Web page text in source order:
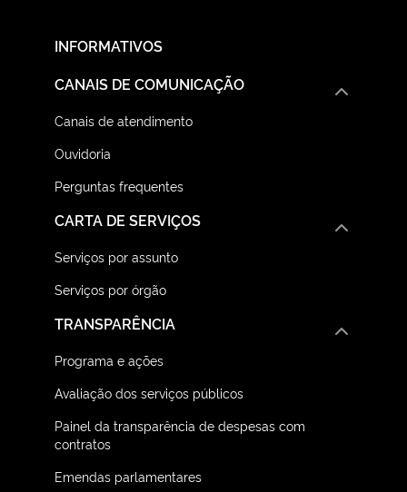
INFORMATIVOS
CANAIS DE COMUNICAÇÃO
Canais de atendimento
Ouvidoria
Perguntas frequentes
CARTA DE SERVIÇOS
Serviços por assunto
Serviços por órgão
TRANSPARÊNCIA
Programa e ações
Avaliação dos serviços públicos
Painel da transparência de despesas com
contratos
Emendas parlamentares